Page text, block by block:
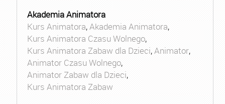
Akademia Animatora
Kurs Animatora,Akademia Animatora,
Kurs Animatora Czasu Wolnego,
Kurs Animatora Zabaw dla Dzieci,Animator,
Animator Czasu Wolnego,
Animator Zabaw dla Dzieci,
Kurs Animatora Zabaw